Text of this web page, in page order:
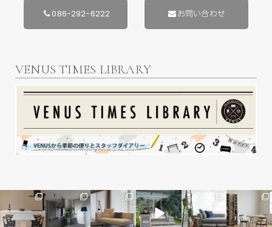
086-292-6222 お問い合わせ
VENUS TIMES LIBRARY